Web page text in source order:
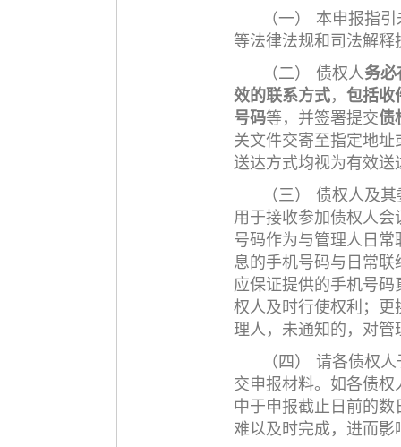
（一）
本申报指
等法律法规和司法解释
（二）
债权人务必
效的联系方式， 包括收
号码等，并签署提交债
关文件交寄至指定地
送达方式均视为有效送
（三）
债权人及
用于接收参加债权人
号码作为与管理人日
息的手机号码与日常
应保证提供的手机号
权人及时行使权利；
理人，未通知的，对管
（四）
请各债权
交申报材料。 如各债权
中于申报截止日前的
难以及时完成，进而